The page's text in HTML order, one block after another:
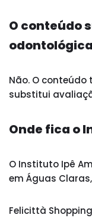
O conteúdo
Não. O
substitui
Onde fica o
O Instituto Ipê
em Águas
Felicittà